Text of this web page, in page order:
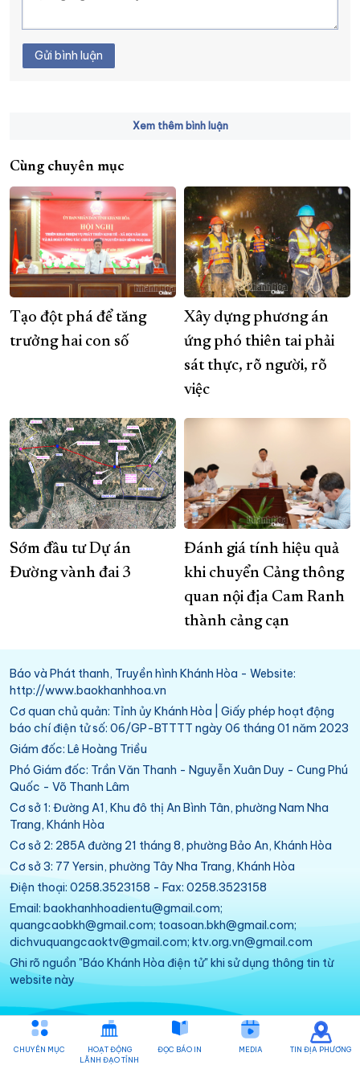
Gửi bình luận
Xem thêm bình luận
Cùng chuyên mục
Tạo đột phá để tăng
trưởng hai con số
Xây dựng phương án
ứng phó thiên tai phải
sát thực, rõ người, rõ
việc
Sớm đầu tư Dự án
Đường vành đai 3
Đánh giá tính hiệu quả
khi chuyển Cảng thông
quan nội địa Cam Ranh
thành cảng cạn
Báo và Phát thanh, Truyền hình Khánh Hòa - Website:
http://www.baokhanhhoa.vn
Cơ quan chủ quản: Tỉnh ủy Khánh Hòa | Giấy phép hoạt động
báo chí điện tử số: 06/GP-BTTTT ngày 06 tháng 01 năm 2023
Giám đốc: Lê Hoàng Triều
Phó Giám đốc: Trần Văn Thanh - Nguyễn Xuân Duy - Cung Phú
Quốc - Võ Thanh Lâm
Cơ sở 1: Đường A1, Khu đô thị An Bình Tân, phường Nam Nha
Trang, Khánh Hòa
Cơ sở 2: 285A đường 21 tháng 8, phường Bảo An, Khánh Hòa
Cơ sở 3: 77 Yersin, phường Tây Nha Trang, Khánh Hòa
Điện thoại: 0258.3523158 - Fax: 0258.3523158
Email: baokhanhhoadientu@gmail.com;
quangcaobkh@gmail.com; toasoan.bkh@gmail.com;
dichvuquangcaoktv@gmail.com; ktv.org.vn@gmail.com
Ghi rõ nguồn "Báo Khánh Hòa điện tử" khi sử dụng thông tin từ
website này
CHUYÊN MỤC
HOẠT ĐỘNG
LÃNH ĐẠO TỈNH
ĐỌC BÁO IN MEDIA TIN ĐỊA PHƯƠNG